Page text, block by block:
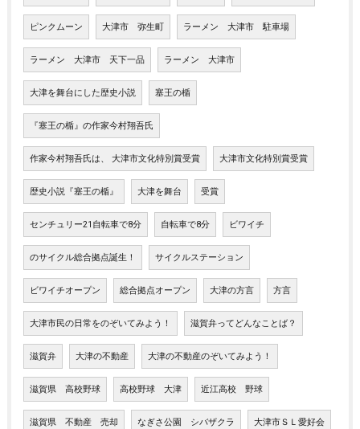
ピンクムーン 大津市 弥生町 ラーメン 大津市 駐車場
ラーメン 大津市 天下一品 ラーメン 大津市
大津を舞台にした歴史小説 塞王の楯
『塞王の楯』の作家今村翔吾氏
作家今村翔吾氏は、 大津市文化特別賞受賞 大津市文化特別賞受賞
歴史小説『塞王の楯』 大津を舞台 受賞
センチュリー21自転車で8分 自転車で8分 ビワイチ
のサイクル総合拠点誕生！ サイクルステーション
ビワイチオープン 総合拠点オープン 大津の方言 方言
大津市民の日常をのぞいてみよう！ 滋賀弁ってどんなことば？
滋賀弁 大津の不動産 大津の不動産のぞいてみよう！
滋賀県 高校野球 高校野球 大津 近江高校 野球
滋賀県 不動産 売却 なぎさ公園 シバザクラ 大津市ＳＬ愛好会